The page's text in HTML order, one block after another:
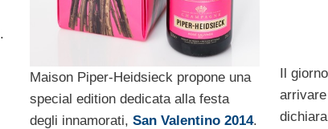
.
Maison Piper-Heidsieck propone una
special edition dedicata alla festa
degli innamorati, San Valentino 2014.
Il